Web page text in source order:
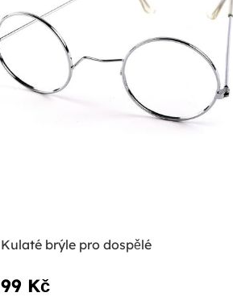
Kulaté brýle pro dospělé
99 Kč